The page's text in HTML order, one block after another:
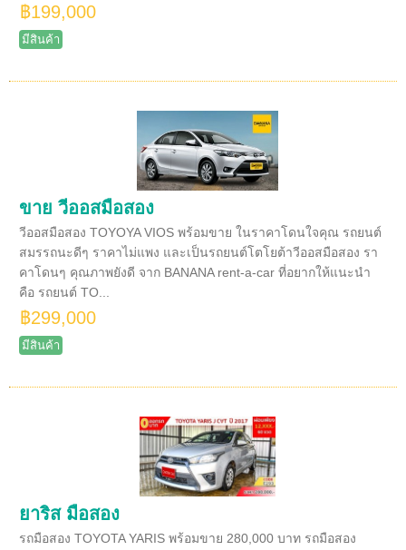
฿199,000
มีสินค้า
ขาย วีออสมือสอง
วีออสมือสอง TOYOYA VIOS พร้อมขาย ในราคาโดนใจคุณ รถยนต์
สมรรถนะดีๆ ราคาไม่แพง และเป็นรถยนต์โตโยต้าวีออสมือสอง รา
คาโดนๆ คุณภาพยังดี จาก BANANA rent-a-car ที่อยากให้แนะนำ
คือ รถยนต์ TO...
฿299,000
มีสินค้า
ยาริส มือสอง
รถมือสอง TOYOTA YARIS พร้อมขาย 280,000 บาท รถมือสอง